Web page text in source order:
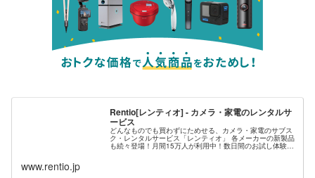
Rentio[レンティオ] - カメラ・家電のレンタルサ
ービス
どんなものでも買わずにためせる、カメラ・家電のサブス
ク・レンタルサービス「レンティオ」 各メーカーの新製品
も続々登場！月間15万人が利用中！数日間のお試し体験か
らサブスク型の月額制利用まで。7,000種類の品揃えを送
www.rentio.jp